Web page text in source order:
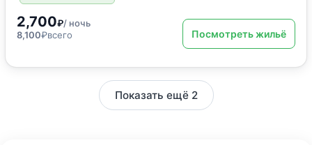
2,700₽/ ночь
8,100₽всего Посмотреть жильё
Показать ещё 2